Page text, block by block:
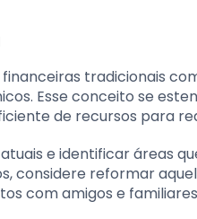
tradicionais
Esse conceito se
de recursos para
e identificar áreas
considere reformar
com amigos e